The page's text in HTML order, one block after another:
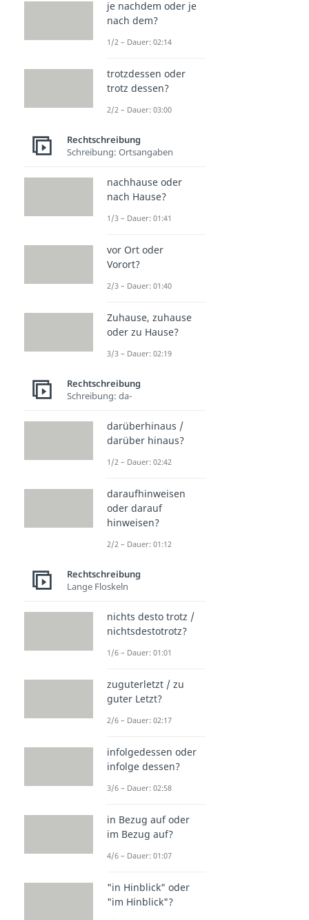
je nachdem oder je
nach dem?
1/2 – Dauer: 02:14
trotzdessen oder
trotz dessen?
2/2 – Dauer: 03:00
Rechtschreibung
Schreibung: Ortsangaben
nachhause oder
nach Hause?
1/3 – Dauer: 01:41
vor Ort oder
Vorort?
2/3 – Dauer: 01:40
Zuhause, zuhause
oder zu Hause?
3/3 – Dauer: 02:19
Rechtschreibung
Schreibung: da-
darüberhinaus /
darüber hinaus?
1/2 – Dauer: 02:42
daraufhinweisen
oder darauf
hinweisen?
2/2 – Dauer: 01:12
Rechtschreibung
Lange Floskeln
nichts desto trotz /
nichtsdestotrotz?
1/6 – Dauer: 01:01
zuguterletzt / zu
guter Letzt?
2/6 – Dauer: 02:17
infolgedessen oder
infolge dessen?
3/6 – Dauer: 02:58
in Bezug auf oder
im Bezug auf?
4/6 – Dauer: 01:07
"in Hinblick" oder
"im Hinblick"?